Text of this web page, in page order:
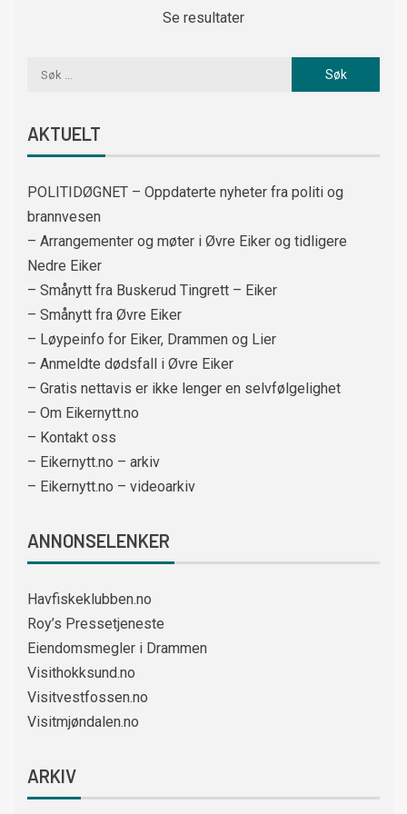
Se resultater
AKTUELT
POLITIDØGNET – Oppdaterte nyheter fra politi og
brannvesen
– Arrangementer og møter i Øvre Eiker og tidligere
Nedre Eiker
– Smånytt fra Buskerud Tingrett – Eiker
– Smånytt fra Øvre Eiker
– Løypeinfo for Eiker, Drammen og Lier
– Anmeldte dødsfall i Øvre Eiker
– Gratis nettavis er ikke lenger en selvfølgelighet
– Om Eikernytt.no
– Kontakt oss
– Eikernytt.no – arkiv
– Eikernytt.no – videoarkiv
ANNONSELENKER
Havfiskeklubben.no
Roy’s Pressetjeneste
Eiendomsmegler i Drammen
Visithokksund.no
Visitvestfossen.no
Visitmjøndalen.no
ARKIV